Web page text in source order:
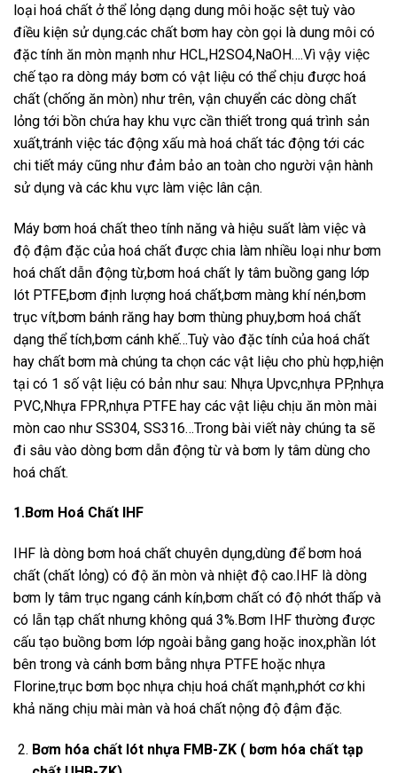
loại hoá chất ở thể lỏng dạng dung môi hoặc sệt tuỳ vào
điều kiện sử dụng.các chất bơm hay còn gọi là dung môi có
đặc tính ăn mòn mạnh như HCL,H2SO4,NaOH….Vì vậy việc
chế tạo ra dòng máy bơm có vật liệu có thể chịu được hoá
chất (chống ăn mòn) như trên, vận chuyển các dòng chất
lỏng tới bồn chứa hay khu vực cần thiết trong quá trình sản
xuất,tránh việc tác động xấu mà hoá chất tác động tới các
chi tiết máy cũng như đảm bảo an toàn cho người vận hành
sử dụng và các khu vực làm việc lân cận.
Máy bơm hoá chất theo tính năng và hiệu suất làm việc và
độ đậm đặc của hoá chất được chia làm nhiều loại như bơm
hoá chất dẫn động từ,bơm hoá chất ly tâm buồng gang lớp
lót PTFE,bơm định lượng hoá chất,bơm màng khí nén,bơm
trục vít,bơm bánh răng hay bơm thùng phuy,bơm hoá chất
dạng thể tích,bơm cánh khế…Tuỳ vào đặc tính của hoá chất
hay chất bơm mà chúng ta chọn các vật liệu cho phù hợp,hiện
tại có 1 số vật liệu có bản như sau: Nhựa Upvc,nhựa PP,nhựa
PVC,Nhựa FPR,nhựa PTFE hay các vật liệu chịu ăn mòn mài
mòn cao như SS304, SS316…Trong bài viết này chúng ta sẽ
đi sâu vào dòng bơm dẫn động từ và bơm ly tâm dùng cho
hoá chất.
1.Bơm Hoá Chất IHF
IHF là dòng bơm hoá chất chuyên dụng,dùng để bơm hoá
chất (chất lỏng) có độ ăn mòn và nhiệt độ cao.IHF là dòng
bơm ly tâm trục ngang cánh kín,bơm chất có độ nhớt thấp và
có lẫn tạp chất nhưng không quá 3%.Bơm IHF thường được
cấu tạo buồng bơm lớp ngoài bằng gang hoặc inox,phần lót
bên trong và cánh bơm bằng nhựa PTFE hoặc nhựa
Florine,trục bơm bọc nhựa chịu hoá chất mạnh,phớt cơ khi
khả năng chịu mài màn và hoá chất nộng độ đậm đặc.
Bơm hóa chất lót nhựa FMB-ZK ( bơm hóa chất tạp